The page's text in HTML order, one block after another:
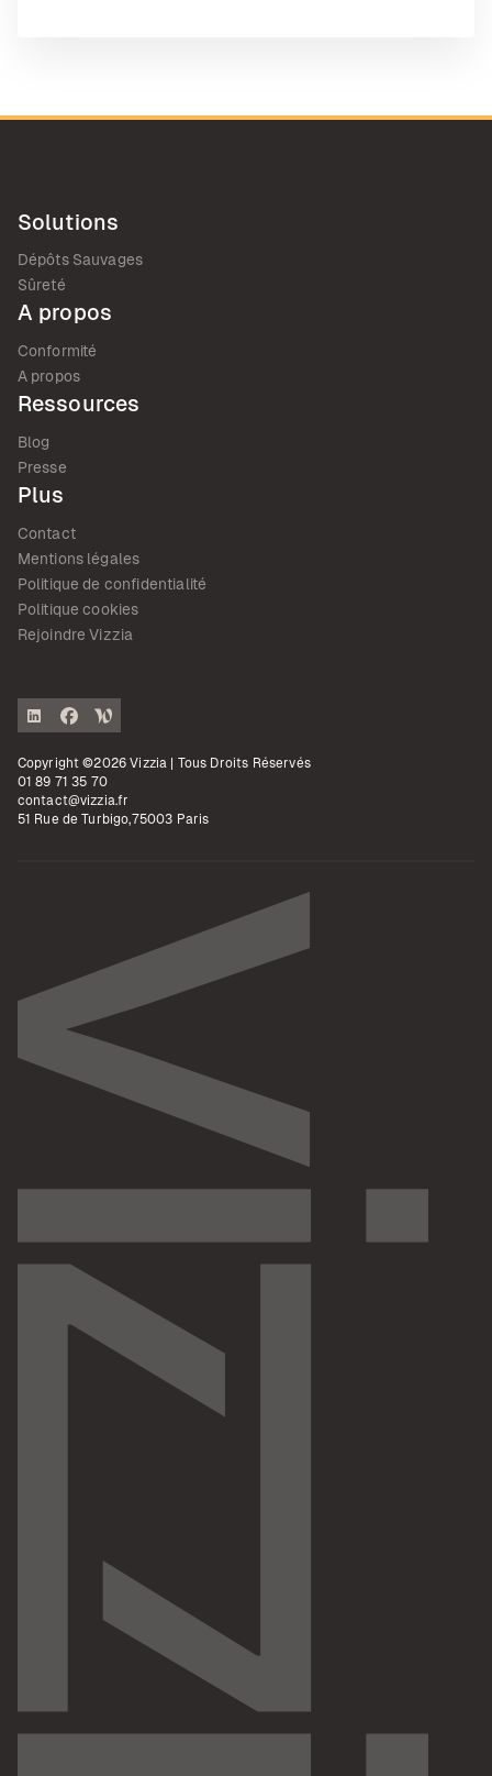
Solutions
Dépôts Sauvages
Sûreté
A propos
Conformité
A propos
Ressources
Blog
Presse
Plus
Contact
Mentions légales
Politique de confidentialité
Politique cookies
Rejoindre Vizzia
Copyright ©2026 Vizzia | Tous Droits Réservés
01 89 71 35 70
contact@vizzia.fr
51 Rue de Turbigo,75003 Paris